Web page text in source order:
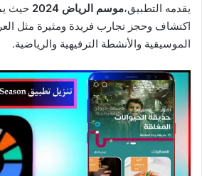
يقدمه التطبيق،موسم الرياض 2024
حيث
اكتشاف وحجز تجارب فريدة ومثيرة مثل
الموسيقية والأنشطة الترفيهية والرياضية.